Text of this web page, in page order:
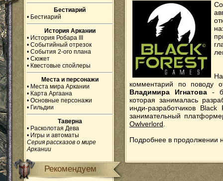
Бестиарий
• Бестиарий
История Аркании
• История Робара III
• Событийный отрезок
• События 2-ого плана
• Сюжет
• Квестовые спойлеры
Места и персонажи
• Места мира Аркании
• Карта Аргаана
• Основные персонажи
• Гильдии
Таверна
• Расколотая Дева
• Игры и автоматы
Серия рассказов о мире
Аркании
Рекомендуем
комментарий по поводу
Владимира Игнатова-
которая занималась
инди-разработчиков
занимательный
Owlverlord
Подробнее в продолжении